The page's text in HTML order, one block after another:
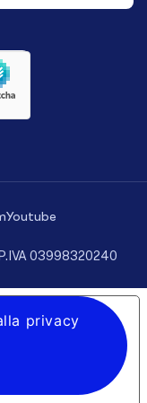
Youtube
03998320240
privacy